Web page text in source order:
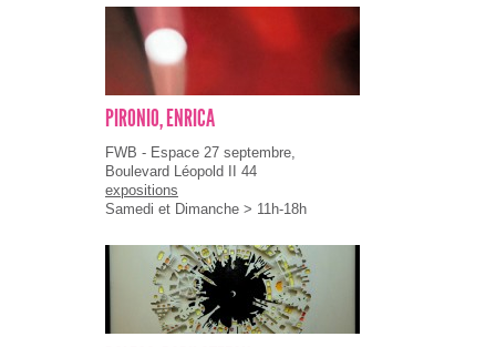
PIRONIO, ENRICA
FWB - Espace 27 septembre,
Boulevard Léopold II 44
expositions
Samedi et Dimanche > 11h-18h